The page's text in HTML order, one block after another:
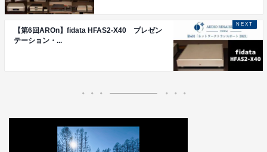
【第6回AROn】fidata HFAS2-X40 プレゼン
テーション・...